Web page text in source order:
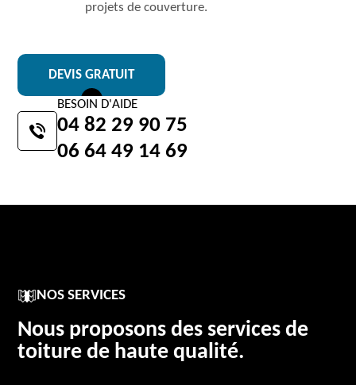
projets de couverture.
DEVIS GRATUIT
BESOIN D'AIDE
04 82 29 90 75
06 64 49 14 69
NOS SERVICES
Nous proposons des services de
toiture de haute qualité.